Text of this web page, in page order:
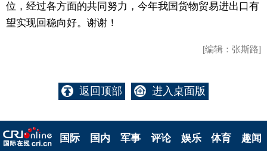
位，经过各方面的共同努力，今年我国货物贸易进出口有
望实现回稳向好。谢谢！
[编辑：张斯路]
返回顶部 进入桌面版
国际 国内 军事 评论 娱乐 体育 趣闻